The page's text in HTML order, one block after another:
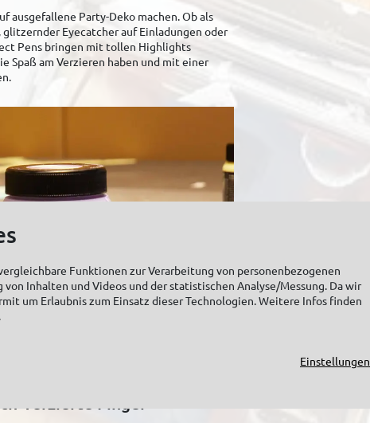
ausgefallene Party-Deko machen. Ob als
Eyecatcher auf Einladungen oder
Pens bringen mit tollen Highlights
Spaß am Verzieren haben und mit einer
verzierte Finger
Funktionen zur Verarbeitung von personenbezogenen
Inhalten und Videos und der statistischen Analyse/Messung. Da wir
um Erlaubnis zum Einsatz dieser Technologien. Weitere Infos finden
.
Einstellungen